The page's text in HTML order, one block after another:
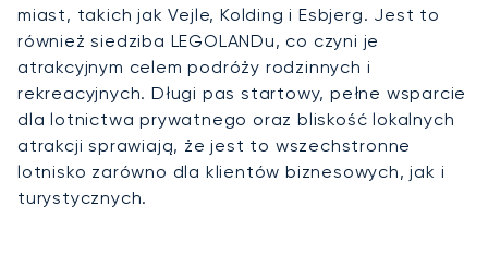
miast, takich jak Vejle, Kolding i Esbjerg. Jest to
również siedziba LEGOLANDu, co czyni je
atrakcyjnym celem podróży rodzinnych i
rekreacyjnych. Długi pas startowy, pełne wsparcie
dla lotnictwa prywatnego oraz bliskość lokalnych
atrakcji sprawiają, że jest to wszechstronne
lotnisko zarówno dla klientów biznesowych, jak i
turystycznych.